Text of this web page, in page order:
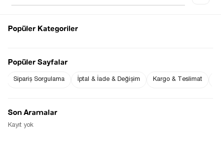
T KOL BAKIR KAHVE PAMUKLU
Popüler Kategoriler
Popüler Sayfalar
Sipariş Sorgulama İptal & İade & Değişim Kargo & Teslimat
Son Aramalar
Kayıt yok